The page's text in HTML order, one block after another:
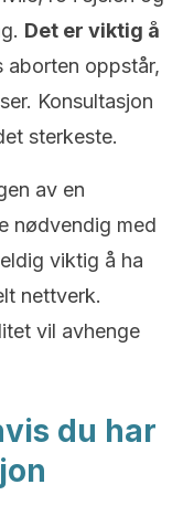
Det er viktig å
aborten oppstår,
Konsultasjon
sterkeste.
av en
nødvendig med
viktig å ha
nettverk.
vil avhenge
du har